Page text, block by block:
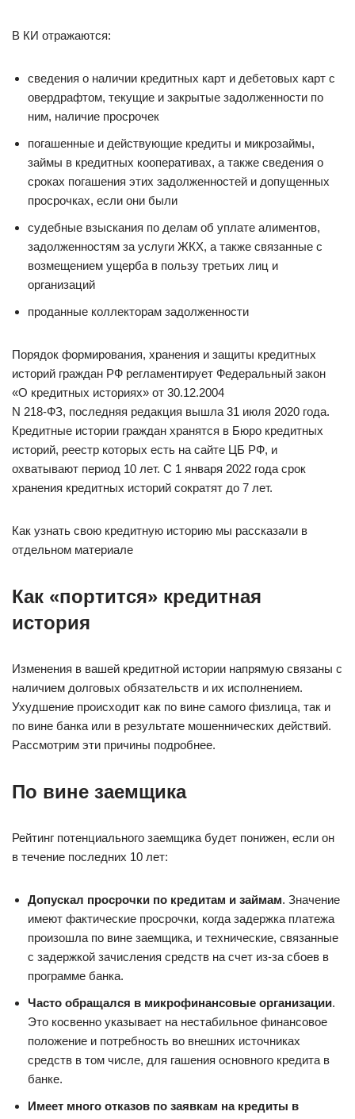
В КИ отражаются:
сведения о наличии кредитных карт и дебетовых карт с
овердрафтом, текущие и закрытые задолженности по
ним, наличие просрочек
погашенные и действующие кредиты и микрозаймы,
займы в кредитных кооперативах, а также сведения о
сроках погашения этих задолженностей и допущенных
просрочках, если они были
судебные взыскания по делам об уплате алиментов,
задолженностям за услуги ЖКХ, а также связанные с
возмещением ущерба в пользу третьих лиц и
организаций
проданные коллекторам задолженности
Порядок формирования, хранения и защиты кредитных
историй граждан РФ регламентирует Федеральный закон
«О кредитных историях» от 30.12.2004
N 218-ФЗ, последняя редакция вышла 31 июля 2020 года.
Кредитные истории граждан хранятся в Бюро кредитных
историй, реестр которых есть на сайте ЦБ РФ, и
охватывают период 10 лет. С 1 января 2022 года срок
хранения кредитных историй сократят до 7 лет.
Как узнать свою кредитную историю мы рассказали в
отдельном материале
Как «портится» кредитная
история
Изменения в вашей кредитной истории напрямую связаны с
наличием долговых обязательств и их исполнением.
Ухудшение происходит как по вине самого физлица, так и
по вине банка или в результате мошеннических действий.
Рассмотрим эти причины подробнее.
По вине заемщика
Рейтинг потенциального заемщика будет понижен, если он
в течение последних 10 лет:
Допускал просрочки по кредитам и займам. Значение
имеют фактические просрочки, когда задержка платежа
произошла по вине заемщика, и технические, связанные
с задержкой зачисления средств на счет из-за сбоев в
программе банка.
Часто обращался в микрофинансовые организации.
Это косвенно указывает на нестабильное финансовое
положение и потребность во внешних источниках
средств в том числе, для гашения основного кредита в
банке.
Имеет много отказов по заявкам на кредиты в